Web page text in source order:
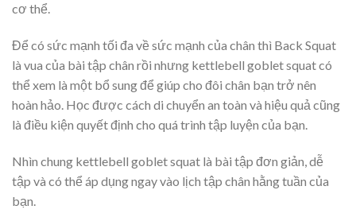
cơ thể.
Để có sức mạnh tối đa về sức mạnh của chân thì Back Squat
là vua của bài tập chân rồi nhưng kettlebell goblet squat có
thể xem là một bổ sung để giúp cho đôi chân bạn trở nên
hoàn hảo. Học được cách di chuyển an toàn và hiệu quả cũng
là điều kiện quyết định cho quá trình tập luyện của bạn.
Nhìn chung kettlebell goblet squat là bài tập đơn giản, dễ
tập và có thể áp dụng ngay vào lịch tập chân hằng tuần của
bạn.